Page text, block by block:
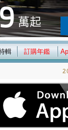
輯 訂購年鑑